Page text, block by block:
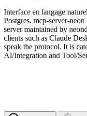
Interface en langage
Postgres. mcp-server-
server maintained by
clients such as Claude
speak the protocol. It is
AI/Integration and Tool/